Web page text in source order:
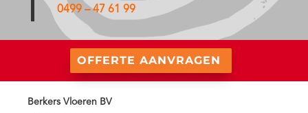
0499 – 47 61 99
OFFERTE AANVRAGEN
Berkers Vloeren BV